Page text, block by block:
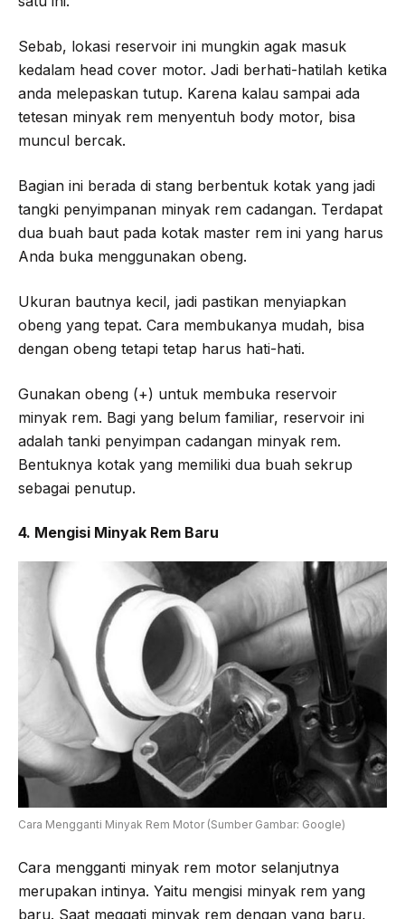
Sebab, lokasi reservoir ini mungkin agak masuk
kedalam head cover motor. Jadi berhati-hatilah ketika
anda melepaskan tutup. Karena kalau sampai ada
tetesan minyak rem menyentuh body motor, bisa
muncul bercak.
Bagian ini berada di stang berbentuk kotak yang jadi
tangki penyimpanan minyak rem cadangan. Terdapat
dua buah baut pada kotak master rem ini yang harus
Anda buka menggunakan obeng.
Ukuran bautnya kecil, jadi pastikan menyiapkan
obeng yang tepat. Cara membukanya mudah, bisa
dengan obeng tetapi tetap harus hati-hati.
Gunakan obeng (+) untuk membuka reservoir
minyak rem. Bagi yang belum familiar, reservoir ini
adalah tanki penyimpan cadangan minyak rem.
Bentuknya kotak yang memiliki dua buah sekrup
sebagai penutup.
4. Mengisi Minyak Rem Baru
Cara Mengganti Minyak Rem Motor (Sumber Gambar: Google)
Cara mengganti minyak rem motor selanjutnya
merupakan intinya. Yaitu mengisi minyak rem yang
baru. Saat meggati minyak rem dengan yang baru,